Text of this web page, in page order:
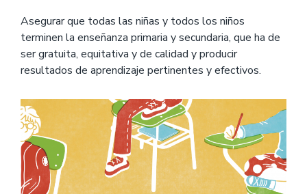
Asegurar que todas las niñas y todos los niños
terminen la enseñanza primaria y secundaria, que ha de
ser gratuita, equitativa y de calidad y producir
resultados de aprendizaje pertinentes y efectivos.